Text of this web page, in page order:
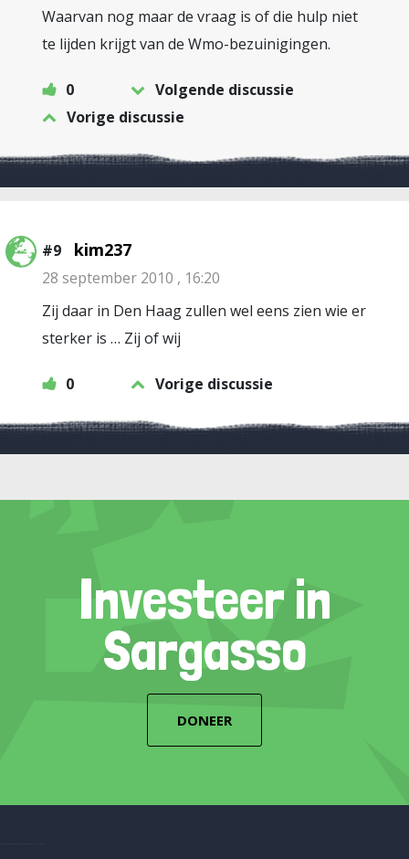
Waarvan nog maar de vraag is of die hulp niet
te lijden krijgt van de Wmo-bezuinigingen.
0
Volgende discussie
Vorige discussie
#9 kim237
28 september 2010 , 16:20
Zij daar in Den Haag zullen wel eens zien wie er
sterker is … Zij of wij
0 Vorige discussie
Investeer in
Sargasso
DONEER